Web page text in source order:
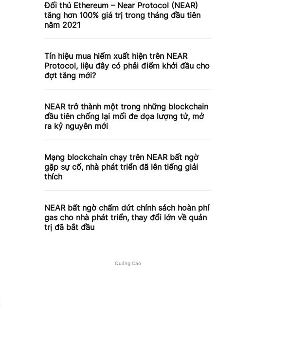
Đối thủ Ethereum – Near Protocol (NEAR)
tăng hơn 100% giá trị trong tháng đầu tiên
năm 2021
Tín hiệu mua hiếm xuất hiện trên NEAR
Protocol, liệu đây có phải điểm khởi đầu cho
đợt tăng mới?
NEAR trở thành một trong những blockchain
đầu tiên chống lại mối đe dọa lượng tử, mở
ra kỷ nguyên mới
Mạng blockchain chạy trên NEAR bất ngờ
gặp sự cố, nhà phát triển đã lên tiếng giải
thích
NEAR bất ngờ chấm dứt chính sách hoàn phí
gas cho nhà phát triển, thay đổi lớn về quản
trị đã bắt đầu
Quảng Cáo